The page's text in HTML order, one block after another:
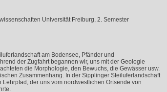
Universität Freiburg, 2. Semester
am Bodensee, Pfänder und
der Zugfahrt begannen wir, uns mit der Geologie
die Morphologie, den Bewuchs, die Gewässer usw.
Zusammenhang. In der Sipplinger Steiluferlandschaft
der uns vom nordwestlichen Ortsende von